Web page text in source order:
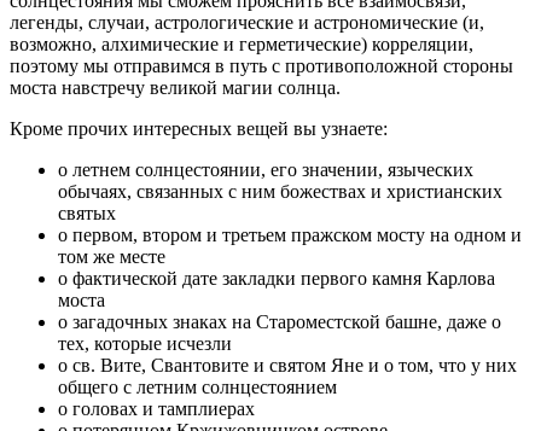
легенды, случаи, астрологические и астрономические (и,
возможно, алхимические и герметические) корреляции,
поэтому мы отправимся в путь с противоположной стороны
моста навстречу великой магии солнца.
Кроме прочих интересных вещей вы узнаете:
о летнем солнцестоянии, его значении, языческих
обычаях, связанных с ним божествах и христианских
святых
о первом, втором и третьем пражском мосту на одном и
том же месте
о фактической дате закладки первого камня Карлова
моста
о загадочных знаках на Староместской башне, даже о
тех, которые исчезли
о св. Вите, Свантовите и святом Яне и о том, что у них
общего с летним солнцестоянием
о головах и тамплиерах